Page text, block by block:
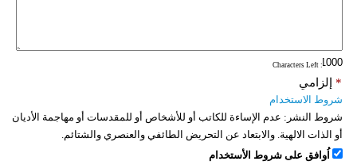
سيارات
: Characters Left
إلزامي *
شروط الاستخدام
شروط النشر: عدم الإساءة للكاتب أو للأشخاص أو للمقدسات أو مهاجمة الأديان
أو الذات الالهية. والابتعاد عن التحريض الطائفي والعنصري والشتائم.
اُوافق على شروط الأستخدام